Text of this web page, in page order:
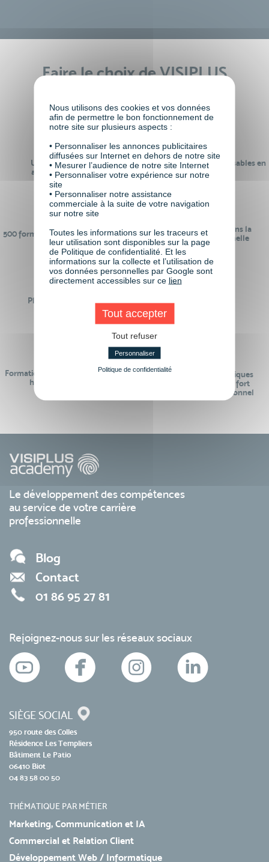
Faire le choix de VISIPLUS
Un réseau de 22 000
anciens participants
100% des formations réalisables en
digital learning
500 formations pour se préparer au
monde de demain
24 ans d'expérience dans la
formation professionnelle
Plus de 50 formations
Des intervenants
Formations réalisables pendant ou
hors temps de travail
Des contenus pédagogiques
« de pointe » et en lien fort
avec le monde professionnel
Le développement des compétences
au service de votre carrière
professionnelle
Blog
Contact
01 86 95 27 81
Rejoignez-nous sur les réseaux sociaux
SIÈGE SOCIAL
950 route des Colles
Résidence Les Templiers
Bâtiment Le Patio
06410 Biot
04 83 58 00 50
THÉMATIQUE PAR MÉTIER
Marketing, Communication et IA
Commercial et Relation Client
Développement Web / Informatique
Nous utilisons des cookies et vos données
afin de permettre le bon fonctionnement de
notre site sur plusieurs aspects :
• Personnaliser les annonces publicitaires
diffusées sur Internet en dehors de notre site
• Mesurer l’audience de notre site Internet
• Personnaliser votre expérience sur notre
site
• Personnaliser notre assistance
commerciale à la suite de votre navigation
sur notre site
Toutes les informations sur les traceurs et
leur utilisation sont disponibles sur la page
de Politique de confidentialité. Et les
informations sur la collecte et l’utilisation de
vos données personnelles par Google sont
directement accessibles sur ce lien
Tout accepter
Tout refuser
Personnaliser
Politique de confidentialité